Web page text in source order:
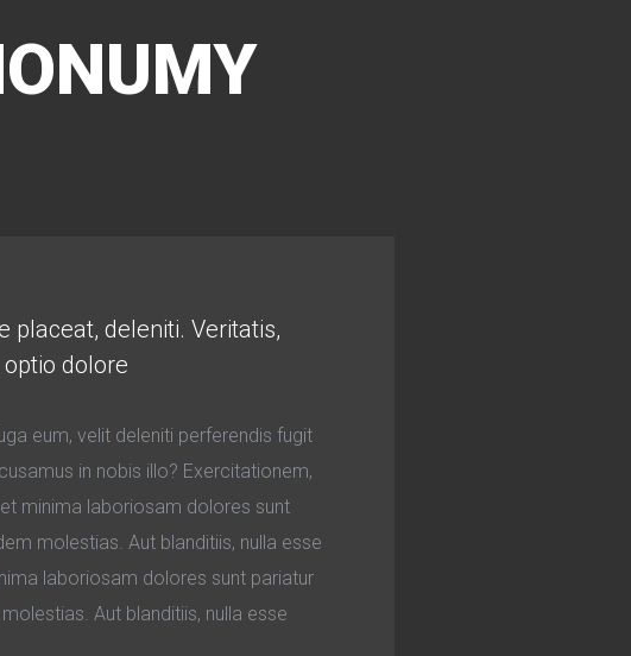
placeat, deleniti. Veritatis,
dolore
eum, velit deleniti perferendis fugit
in nobis illo? Exercitationem,
minima laboriosam dolores sunt
molestias. Aut blanditiis, nulla esse
laboriosam dolores sunt pariatur
Aut blanditiis, nulla esse